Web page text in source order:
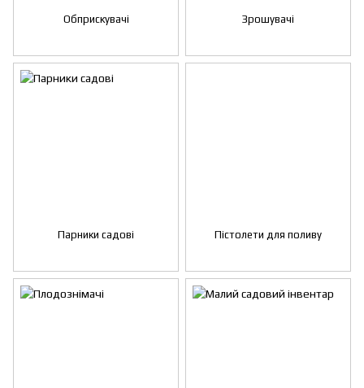
Обприскувачі Зрошувачі
Парники садові Пістолети для поливу